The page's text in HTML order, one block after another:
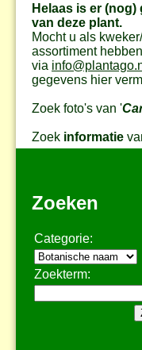
Helaas is er
van deze plant.
Mocht u als
assortiment
via
gegevens hier
Zoek foto's van '
Zoek informatie
Zoeken
Categorie:
Zoekterm: